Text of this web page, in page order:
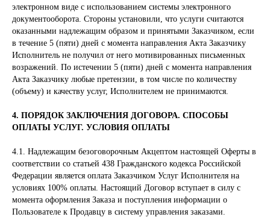
электронном виде с использованием системы электронного
документооборота. Стороны установили, что услуги считаются
оказанными надлежащим образом и принятыми Заказчиком, если
в течение 5 (пяти) дней с момента направления Акта Заказчику
Исполнитель не получил от него мотивированных письменных
возражений. По истечении 5 (пяти) дней с момента направления
Акта Заказчику любые претензии, в том числе по количеству
(объему) и качеству услуг, Исполнителем не принимаются.
4. ПОРЯДОК ЗАКЛЮЧЕНИЯ ДОГОВОРА. СПОСОБЫ
ОПЛАТЫ УСЛУГ. УСЛОВИЯ ОПЛАТЫ
4.1. Надлежащим безоговорочным Акцептом настоящей Оферты в
соответствии со статьей 438 Гражданского кодекса Российской
Федерации является оплата Заказчиком Услуг Исполнителя на
условиях 100% оплаты. Настоящий Договор вступает в силу с
момента оформления Заказа и поступления информации о
Пользователе к Продавцу в систему управления заказами.